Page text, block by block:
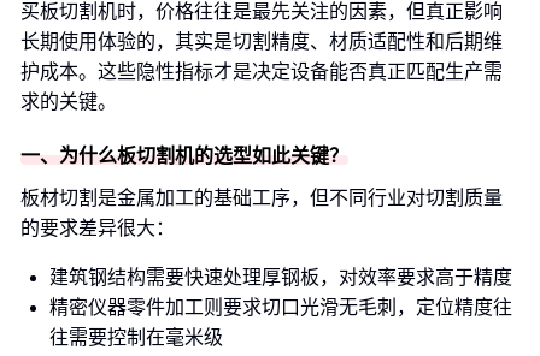
买板切割机时，价格往往是最先关注的因素，但真正影响
长期使用体验的，其实是切割精度、材质适配性和后期维
护成本。这些隐性指标才是决定设备能否真正匹配生产需
求的关键。
一、为什么板切割机的选型如此关键？
板材切割是金属加工的基础工序，但不同行业对切割质量
的要求差异很大：
建筑钢结构需要快速处理厚钢板，对效率要求高于精度
精密仪器零件加工则要求切口光滑无毛刺，定位精度往
往需要控制在毫米级